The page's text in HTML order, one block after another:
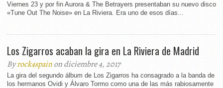
Viernes 23 y por fin Aurora & The Betrayers presentaban su nuevo disco
«Tune Out The Noise» en La Riviera. Era uno de esos días...
Los Zigarros acaban la gira en La Riviera de Madrid
Byrock4spainon diciembre 4, 2017
La gira del segundo álbum de Los Zigarros ha consagrado a la banda de
los hermanos Ovidi y Álvaro Tormo como una de las más rabiosamente